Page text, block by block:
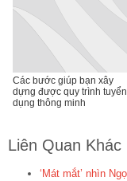
Các bước giúp bạn xây
dựng được quy trình tuyển
dụng thông minh
Liên Quan Khác
‘Mát mắt’ nhìn